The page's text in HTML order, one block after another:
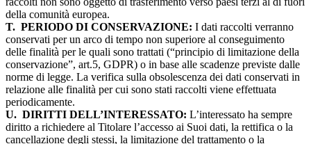
della comunità europea.
T. PERIODO DI CONSERVAZIONE: I dati raccolti verranno
conservati per un arco di tempo non superiore al conseguimento
delle finalità per le quali sono trattati (“principio di limitazione della
conservazione”, art.5, GDPR) o in base alle scadenze previste dalle
norme di legge. La verifica sulla obsolescenza dei dati conservati in
relazione alle finalità per cui sono stati raccolti viene effettuata
periodicamente.
U. DIRITTI DELL’INTERESSATO: L’interessato ha sempre
diritto a richiedere al Titolare l’accesso ai Suoi dati, la rettifica o la
cancellazione degli stessi, la limitazione del trattamento o la